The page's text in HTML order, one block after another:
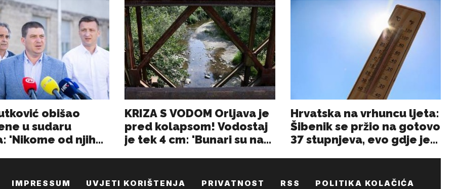
IMPRESSUM UVJETI KORIŠTENJA PRIVATNOST RSS POLITIKA KOLAČIĆA